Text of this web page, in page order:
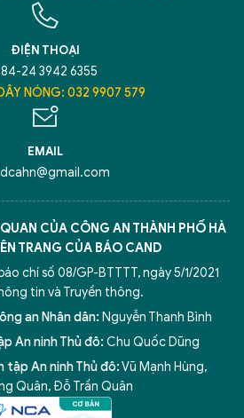
ĐIỆN THOẠI
24 3942 6355
NÓNG: 032 9907 579
EMAIL
CỦA CÔNG AN THÀNH PHỐ HÀ
TRANG CỦA BÁO CAND
chí số 08/GP-BTTTT, ngày 5/1/2021
tin và Truyền thông.
an Nhân dân: Nguyễn Thanh Bình
An ninh Thủ đô: Chu Quốc Dũng
tập An ninh Thủ đô:Vũ Mạnh Hùng,
Quân, Đỗ Trần Quân